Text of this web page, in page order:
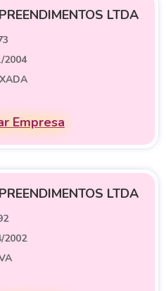
LTDA
2004
Empresa
LTDA
2002